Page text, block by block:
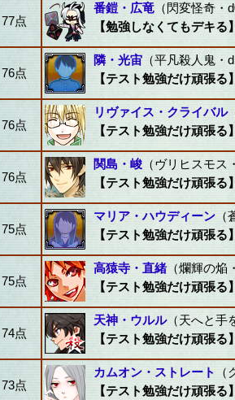
77点
番鎧・広竜 （閃変怪奇・
【勉強しなくてもデキる】
76点
隣・光宙 （平凡殺人鬼・
【テスト勉強だけ頑張る
76点
リヴァイス・クライバル
【テスト勉強だけ頑張る】
76点
関島・峻 （ヴリヒスモス
【テスト勉強だけ頑張る】
75点
マリア・ハウディーン
【テスト勉強だけ頑張る
75点
高猿寺・直緒（爛輝の焔
【テスト勉強だけ頑張る】
74点
天神・ウルル（天へと手
【テスト勉強だけ頑張る】
73点
カムオン・ストレート
【テスト勉強だけ頑張る